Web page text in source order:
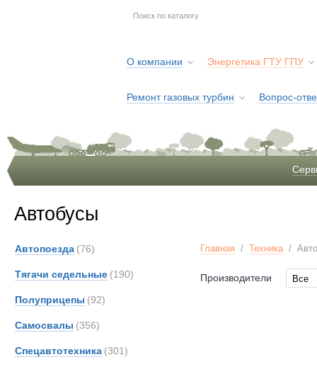
О компании Энергетика ГТУ ГПУ
Ремонт газовых турбин Вопрос-
Автобусы
Автопоезда (76)
Тягачи седельные (190)
Полуприцепы (92)
Самосвалы (356)
Спецавтотехника (301)
Главная / Техника/
Производители
Все